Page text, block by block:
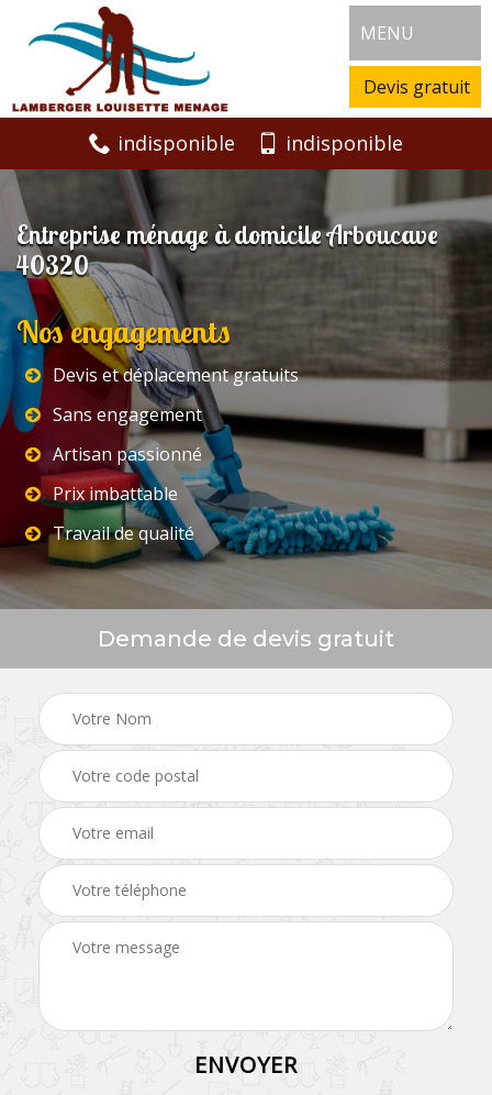
MENU
Devis gratuit
indisponible indisponible
Entreprise ménage à domicile Arboucave
40320
Nos engagements
Devis et déplacement gratuits
Sans engagement
Artisan passionné
Prix imbattable
Travail de qualité
Demande de devis gratuit